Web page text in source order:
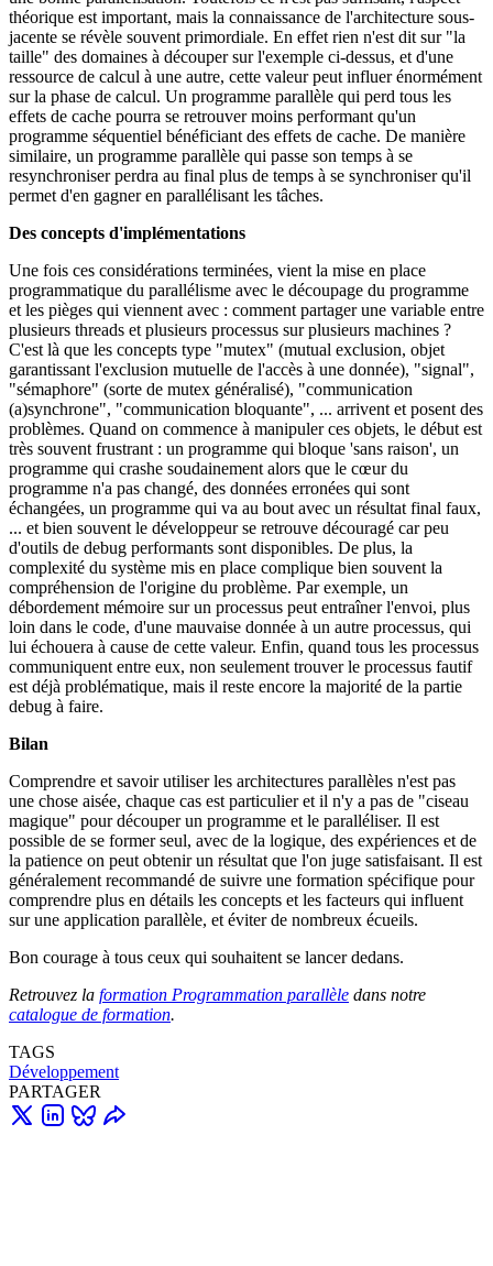
théorique est important, mais la connaissance de l'architecture sous-
jacente se révèle souvent primordiale. En effet rien n'est dit sur "la
taille" des domaines à découper sur l'exemple ci-dessus, et d'une
ressource de calcul à une autre, cette valeur peut influer énormément
sur la phase de calcul. Un programme parallèle qui perd tous les
effets de cache pourra se retrouver moins performant qu'un
programme séquentiel bénéficiant des effets de cache. De manière
similaire, un programme parallèle qui passe son temps à se
resynchroniser perdra au final plus de temps à se synchroniser qu'il
permet d'en gagner en parallélisant les tâches.
Des concepts d'implémentations
Une fois ces considérations terminées, vient la mise en place
programmatique du parallélisme avec le découpage du programme
et les pièges qui viennent avec : comment partager une variable entre
plusieurs threads et plusieurs processus sur plusieurs machines ?
C'est là que les concepts type "mutex" (mutual exclusion, objet
garantissant l'exclusion mutuelle de l'accès à une donnée), "signal",
"sémaphore" (sorte de mutex généralisé), "communication
(a)synchrone", "communication bloquante", ... arrivent et posent des
problèmes. Quand on commence à manipuler ces objets, le début est
très souvent frustrant : un programme qui bloque 'sans raison', un
programme qui crashe soudainement alors que le cœur du
programme n'a pas changé, des données erronées qui sont
échangées, un programme qui va au bout avec un résultat final faux,
... et bien souvent le développeur se retrouve découragé car peu
d'outils de debug performants sont disponibles. De plus, la
complexité du système mis en place complique bien souvent la
compréhension de l'origine du problème. Par exemple, un
débordement mémoire sur un processus peut entraîner l'envoi, plus
loin dans le code, d'une mauvaise donnée à un autre processus, qui
lui échouera à cause de cette valeur. Enfin, quand tous les processus
communiquent entre eux, non seulement trouver le processus fautif
est déjà problématique, mais il reste encore la majorité de la partie
debug à faire.
Bilan
Comprendre et savoir utiliser les architectures parallèles n'est pas
une chose aisée, chaque cas est particulier et il n'y a pas de "ciseau
magique" pour découper un programme et le paralléliser. Il est
possible de se former seul, avec de la logique, des expériences et de
la patience on peut obtenir un résultat que l'on juge satisfaisant. Il est
généralement recommandé de suivre une formation spécifique pour
comprendre plus en détails les concepts et les facteurs qui influent
sur une application parallèle, et éviter de nombreux écueils.
Bon courage à tous ceux qui souhaitent se lancer dedans.
Retrouvez la formation Programmation parallèle dans notre
catalogue de formation.
TAGS
Développement
PARTAGER